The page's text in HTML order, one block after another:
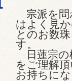
宗派を問
はよく見
とのお数
す。
日蓮宗の
をご理解
お持ちに